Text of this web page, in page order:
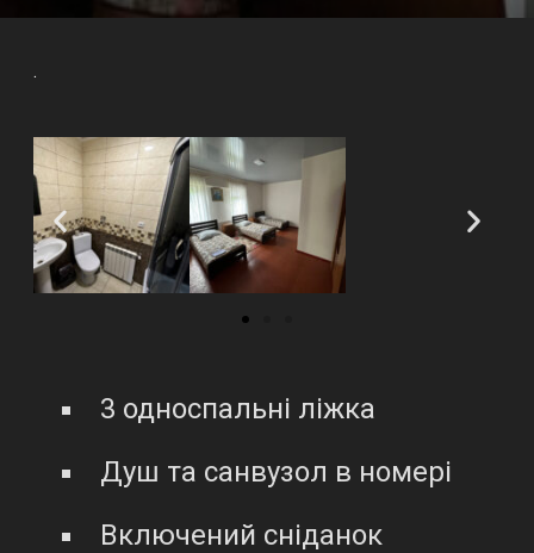
.
3 односпальні ліжка
Душ та санвузол в номері
Включений сніданок